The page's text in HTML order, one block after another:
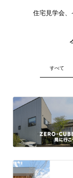
住宅見学会、
すべて